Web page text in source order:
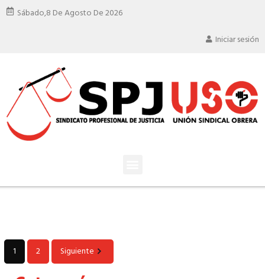
Sábado,8 De Agosto De 2026
Iniciar sesión
1 2 Siguiente